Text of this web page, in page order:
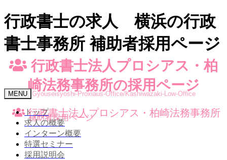
行政書士の求人 横浜の行政
書士事務所 補助者採用ページ
行政書士法人プロシアス・柏
崎法務事務所の採用ページ
Gyouseisyoshi-Proxiaus-Office/Kashiwazaki-Low-Office
行政書士法人プロシアス・柏崎法務事務所
補助者採用ページ
Toggle
navigation
MENU
トップ
求人の概要
インターン概要
特選セミナー
採用説明会